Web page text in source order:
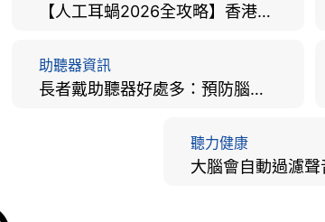
【人工耳蝸2026全攻略】香港手術費用、原理與副作用評估！
助聽器資訊
長者戴助聽器好處多：預防腦退化、9大誤區破解及家屬陪伴全手冊
聽力健康